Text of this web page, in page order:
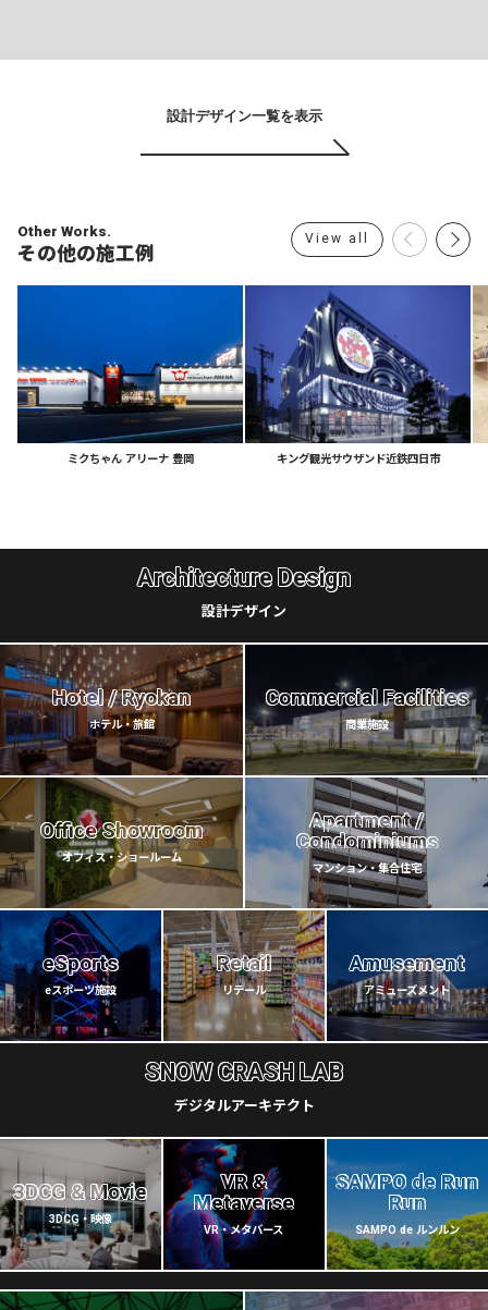
設計デザイン一覧を表示
Other Works.
その他の施工例
ミクちゃん アリーナ 豊岡 キング観光サウザンド近鉄四日市
View all
Architecture Design
設計デザイン
Hotel / Ryokan
ホテル・旅館
Commercial Facilities
商業施設
Office Showroom
オフィス・ショールーム
Apartment /
Condominiums
マンション・集合住宅
eSports
eスポーツ施設
Retail
リテール
Amusement
アミューズメント
SNOW CRASH LAB
デジタルアーキテクト
3DCG & Movie
3DCG・映像
VR &
Metaverse
VR・メタバース
SAMPO de Run
Run
SAMPO de ルンルン